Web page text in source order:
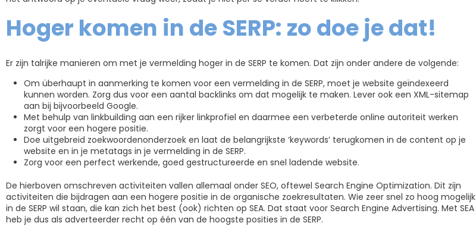
Hoger komen in de SERP: zo doe je dat!
Er zijn talrijke manieren om met je vermelding hoger in de SERP te komen. Dat zijn onder andere de volgende:
Om überhaupt in aanmerking te komen voor een vermelding in de SERP, moet je website geïndexeerd
kunnen worden. Zorg dus voor een aantal backlinks om dat mogelijk te maken. Lever ook een XML-sitemap
aan bij bijvoorbeeld Google.
Met behulp van linkbuilding aan een rijker linkprofiel en daarmee een verbeterde online autoriteit werken
zorgt voor een hogere positie.
Doe uitgebreid zoekwoordenonderzoek en laat de belangrijkste ‘keywords’ terugkomen in de content op je
website en in je metatags in je vermelding in de SERP.
Zorg voor een perfect werkende, goed gestructureerde en snel ladende website.
De hierboven omschreven activiteiten vallen allemaal onder SEO, oftewel Search Engine Optimization. Dit zijn
activiteiten die bijdragen aan een hogere positie in de organische zoekresultaten. Wie zeer snel zo hoog mogelijk
in de SERP wil staan, die kan zich het best (ook) richten op SEA. Dat staat voor Search Engine Advertising. Met SEA
heb je dus als adverteerder recht op één van de hoogste posities in de SERP.